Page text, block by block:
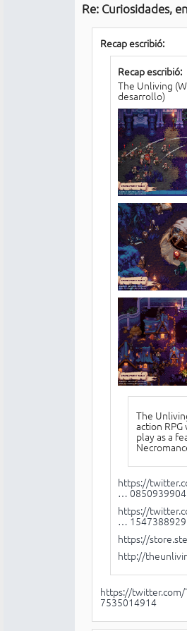
Re: Curiosidades,
Recap escribió:
Recap escribió:
The Unliving
desarrollo)
The
action
play as a
https://
… 0850939904
https://
… 1547388929
https://
http://
https://
7535014914